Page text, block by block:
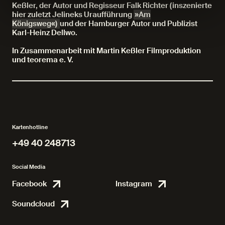
Keßler, der Autor und Regisseur Falk Richter (inszenierte
hier zuletzt Jelineks Uraufführung »Am
Königsweg«) und der Hamburger Autor und Publizist
Karl-Heinz Dellwo.
In Zusammenarbeit mit Martin Keßler Filmproduktion
und teorema e. V.
Kartenhotline
+49 40 248713
Social Media
Facebook FacebookInstagram
Soundcloud